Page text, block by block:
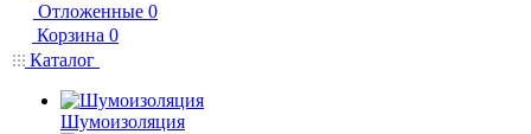
Отложенные 0
Корзина 0
Каталог
Шумоизоляция